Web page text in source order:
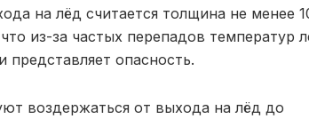
на лёд считается толщина не менее
из-за частых перепадов температур
опасность.
воздержаться от выхода на лёд до